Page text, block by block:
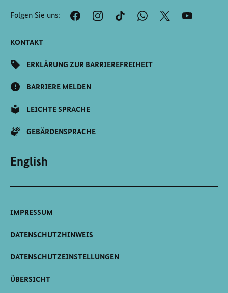
der
Seite
Folgen Sie uns:
KONTAKT
ERKLÄRUNG ZUR BARRIEREFREIHEIT
BARRIERE MELDEN
LEICHTE SPRACHE
GEBÄRDENSPRACHE
English
IMPRESSUM
DATENSCHUTZHINWEIS
DATENSCHUTZEINSTELLUNGEN
ÜBERSICHT